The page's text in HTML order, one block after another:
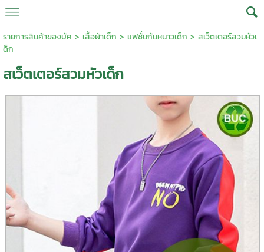
รายการสินค้าของบัค > เสื้อผ้าเด็ก > แฟชั่นกันหนาวเด็ก > สเว็ตเตอร์สวมหัวเ
ด็ก
สเว็ตเตอร์สวมหัวเด็ก